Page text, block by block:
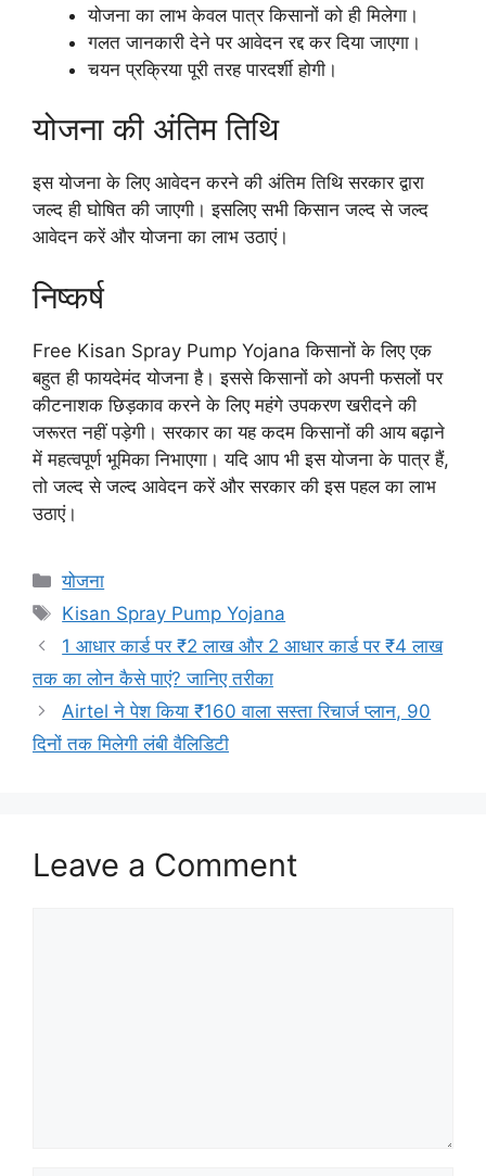
योजना का लाभ केवल पात्र किसानों को ही मिलेगा।
गलत जानकारी देने पर आवेदन रद्द कर दिया जाएगा।
चयन प्रक्रिया पूरी तरह पारदर्शी होगी।
योजना की अंतिम तिथि
इस योजना के लिए आवेदन करने की अंतिम तिथि सरकार द्वारा
जल्द ही घोषित की जाएगी। इसलिए सभी किसान जल्द से जल्द
आवेदन करें और योजना का लाभ उठाएं।
निष्कर्ष
Free Kisan Spray Pump Yojana किसानों के लिए एक
बहुत ही फायदेमंद योजना है। इससे किसानों को अपनी फसलों पर
कीटनाशक छिड़काव करने के लिए महंगे उपकरण खरीदने की
जरूरत नहीं पड़ेगी। सरकार का यह कदम किसानों की आय बढ़ाने
में महत्वपूर्ण भूमिका निभाएगा। यदि आप भी इस योजना के पात्र हैं,
तो जल्द से जल्द आवेदन करें और सरकार की इस पहल का लाभ
उठाएं।
Categories
योजना
Tags
Kisan Spray Pump Yojana
1 आधार कार्ड पर ₹2 लाख और 2 आधार कार्ड पर ₹4 लाख
तक का लोन कैसे पाएं? जानिए तरीका
Airtel ने पेश किया ₹160 वाला सस्ता रिचार्ज प्लान, 90
दिनों तक मिलेगी लंबी वैलिडिटी
Leave a Comment